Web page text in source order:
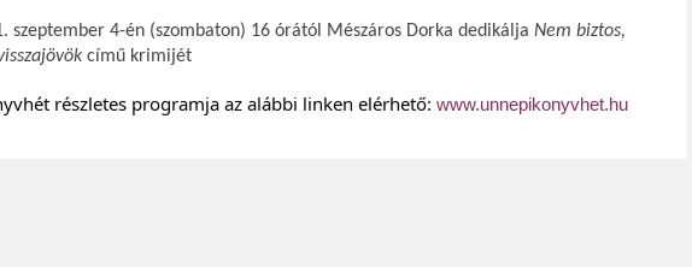
szeptember 4-én (szombaton) 16 órától Mészáros Dorka dedikálja Nem biztos,
című krimijét
részletes programja az alábbi linken elérhető: www.unnepikonyvhet.hu